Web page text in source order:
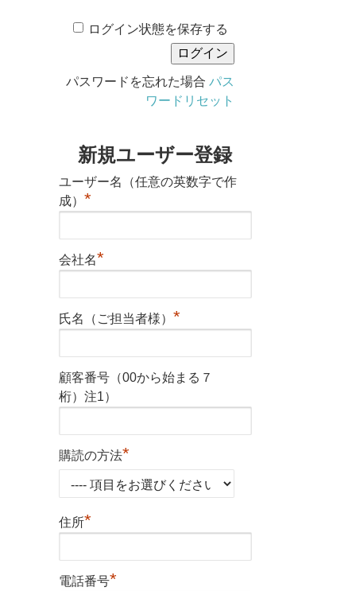
ログイン状態を保存する
パスワードを忘れた場合 パス
ワードリセット
新規ユーザー登録
ユーザー名（任意の英数字で作
成） *
会社名*
氏名（ご担当者様） *
顧客番号（00から始まる７
桁）注1）
購読の方法*
住所*
電話番号*